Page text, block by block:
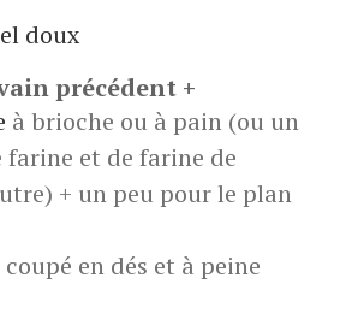
doux
précédent +
à brioche ou à pain (ou un
farine et de farine de
+ un peu pour le plan
coupé en dés et à peine